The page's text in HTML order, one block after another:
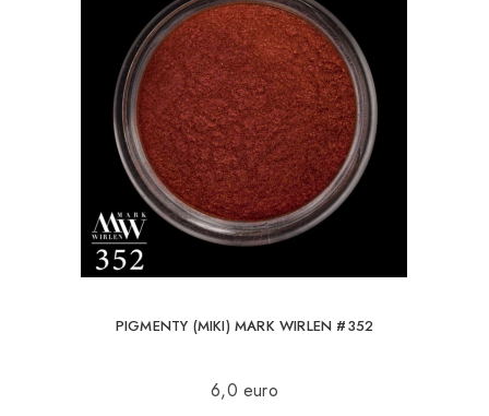
Dostępne metody dostawy paczek międzynarodowych:
Dostawa międzynarodowa przez UkrPochta;
Dostawa międzynarodowa przez New Post / Nova Post
(Polska, Mołdawia, Niemcy, Czechy, Litwa, Rumunia,
Słowacja, Estonia, Łotwa, Węgry, Włochy, Wielka Brytania,
Darmowa dostawa jest możliwa dla zamówień
powyżej 80Є
wraz z kosztami wysyłki (paczki zagraniczne za pobraniem
PIGMENTY (MIKI) MARK WIRLEN #352
6,0 euro